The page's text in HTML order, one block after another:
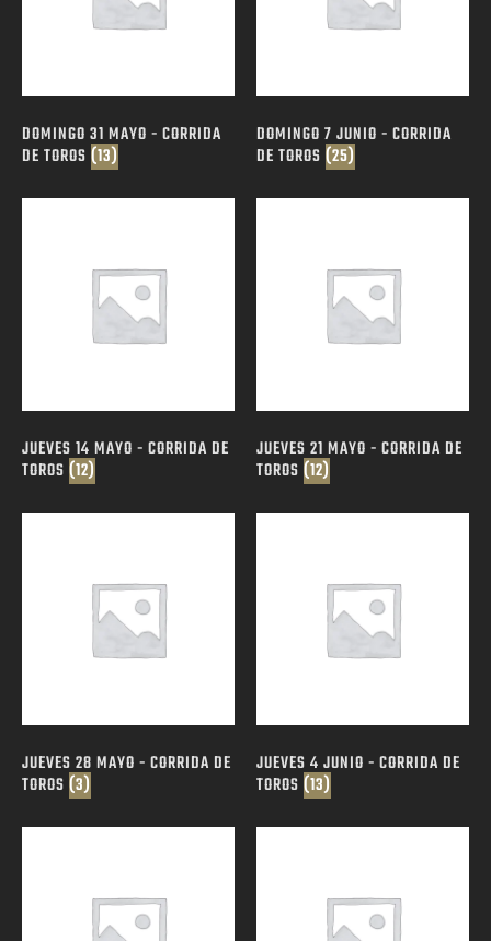
DOMINGO 31 MAYO - CORRIDA
DE TOROS (13)
DOMINGO 7 JUNIO - CORRIDA
DE TOROS (25)
JUEVES 14 MAYO - CORRIDA DE
TOROS (12)
JUEVES 21 MAYO - CORRIDA DE
TOROS (12)
JUEVES 28 MAYO - CORRIDA DE
TOROS (3)
JUEVES 4 JUNIO - CORRIDA DE
TOROS (13)